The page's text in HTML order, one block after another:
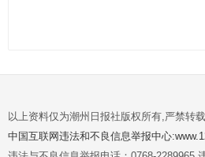
以上资料仅为潮州日报社版权所有,严禁转
中国互联网违法和不良信息举报中心